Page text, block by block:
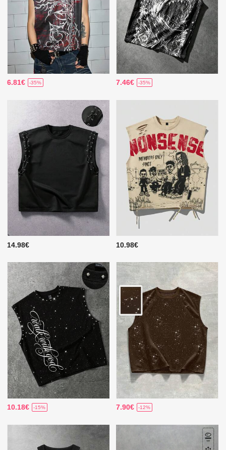
6.81€ -35% 7.46€ -35%
14.98€ 10.98€
10.18€ -15% 7.90€ -12%